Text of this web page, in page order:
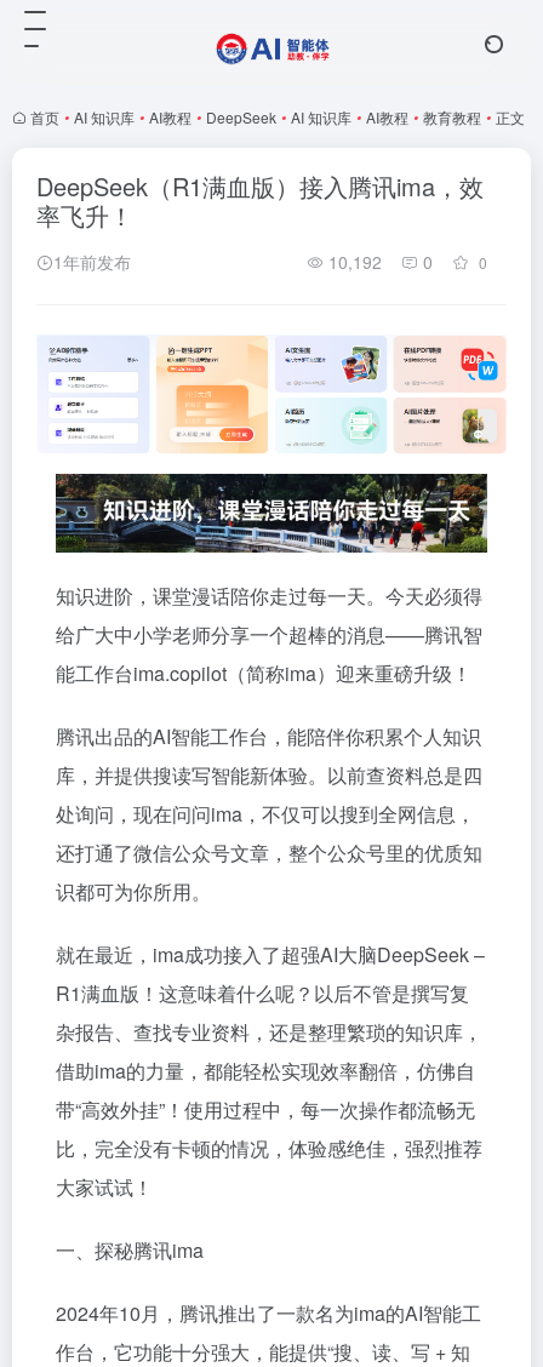
首页 • AI 知识库 • AI教程 • DeepSeek • AI 知识库 • AI教程 • 教育教程 • 正文
DeepSeek（R1满血版）接入腾讯ima，效
率飞升！
1年前发布 10,192 0 0
知识进阶，课堂漫话陪你走过每一天。今天必须得
给广大中小学老师分享一个超棒的消息——腾讯智
能工作台ima.copilot（简称ima）迎来重磅升级！
腾讯出品的AI智能工作台，能陪伴你积累个人知识
库，并提供搜读写智能新体验。以前查资料总是四
处询问，现在问问ima，不仅可以搜到全网信息，
还打通了微信公众号文章，整个公众号里的优质知
识都可为你所用。
就在最近，ima成功接入了超强AI大脑DeepSeek –
R1满血版！这意味着什么呢？以后不管是撰写复
杂报告、查找专业资料，还是整理繁琐的知识库，
借助ima的力量，都能轻松实现效率翻倍，仿佛自
带“高效外挂”！使用过程中，每一次操作都流畅无
比，完全没有卡顿的情况，体验感绝佳，强烈推荐
大家试试！
一、探秘腾讯ima
2024年10月，腾讯推出了一款名为ima的AI智能工
作台，它功能十分强大，能提供“搜、读、写 + 知